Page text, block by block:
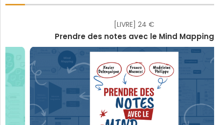
[LIVRE] 24 €
Prendre des notes avec le Mind Mapping